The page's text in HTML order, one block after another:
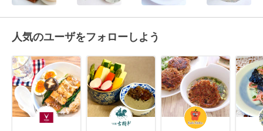
人気のユーザをフォローしよう